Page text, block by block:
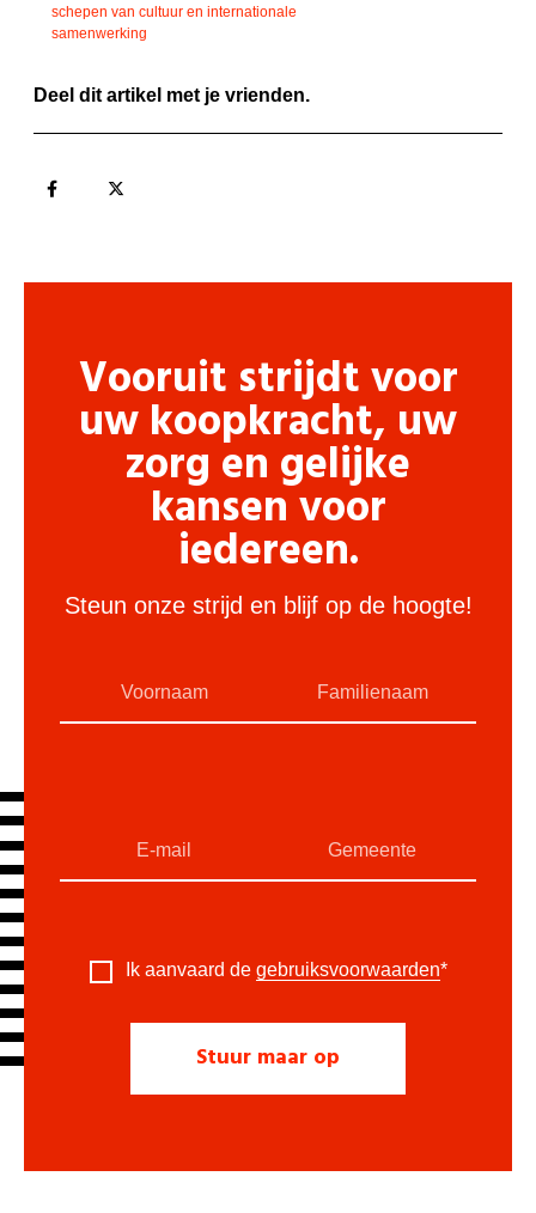
schepen van cultuur en internationale
samenwerking
Deel dit artikel met je vrienden.
Vooruit strijdt voor
uw koopkracht, uw
zorg en gelijke
kansen voor
iedereen.
Steun onze strijd en blijf op de hoogte!
Ik aanvaard de gebruiksvoorwaarden*